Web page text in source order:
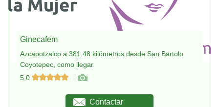
Ginecafem
Azcapotzalco a 381.48 kilómetros desde San Bartolo
Coyotepec, como llegar
5,0
Contactar